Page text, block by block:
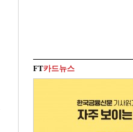
FT카드뉴스